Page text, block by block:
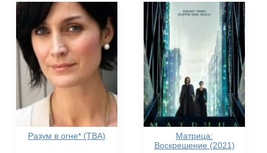
Разум в огне* (TBA)
Матрица:
Воскрешение (2021)